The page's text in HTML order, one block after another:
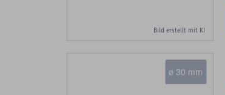
Bild erstellt mit KI
ø 30 mm